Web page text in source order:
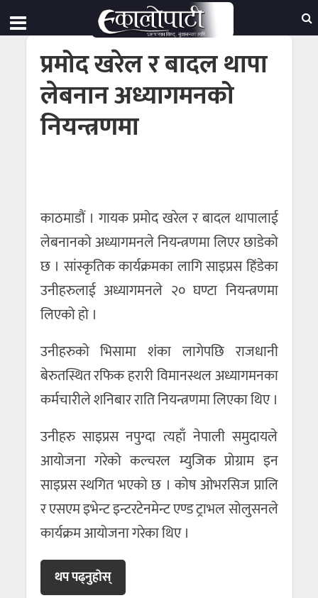
प्रमोद खरेल र बादल थापा
लेबनान अध्यागमनको
नियन्त्रणमा
काठमाडौं । गायक प्रमोद खरेल र बादल थापालाई
लेबनानको अध्यागमनले नियन्त्रणमा लिएर छाडेको
छ । सांस्कृतिक कार्यक्रमका लागि साइप्रस हिंडेका
उनीहरुलाई अध्यागमनले २० घण्टा नियन्त्रणमा
लिएको हो ।
उनीहरुको भिसामा शंका लागेपछि राजधानी
बेरुतस्थित रफिक हरारी विमानस्थल अध्यागमनका
कर्मचारीले शनिबार राति नियन्त्रणमा लिएका थिए ।
उनीहरु साइप्रस नपुग्दा त्यहाँ नेपाली समुदायले
आयोजना गरेको कल्चरल म्युजिक प्रोग्राम इन
साइप्रस स्थगित भएको छ । कोष ओभरसिज प्रालि
र एसएम इभेन्ट इन्टरटेनमेन्ट एण्ड ट्राभल सोलुसनले
कार्यक्रम आयोजना गरेका थिए ।
थप पढ्नुहाेस्